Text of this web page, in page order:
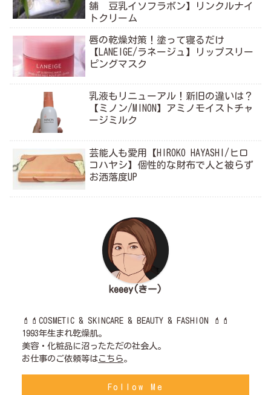
舗 豆乳イソフラボン】リンクルナイ
トクリーム
唇の乾燥対策！塗って寝るだけ
【LANEIGE/ラネージュ】リップスリー
ピングマスク
乳液もリニューアル！新旧の違いは？
【ミノン/MINON】アミノモイストチャ
ージミルク
芸能人も愛用【HIROKO HAYASHI/ヒロ
コハヤシ】個性的な財布で人と被らず
お洒落度UP
keeey(きー)
💄💄COSMETIC & SKINCARE & BEAUTY & FASHION 💄💄
1993年生まれ乾燥肌。
美容・化粧品に沼ったただの社会人。
お仕事のご依頼等はこちら。